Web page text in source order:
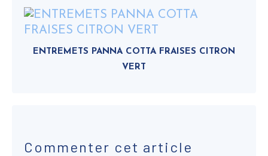
ENTREMETS PANNA COTTA FRAISES CITRON
VERT
Commenter cet article